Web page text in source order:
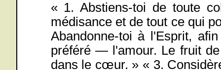
« 1. Abstiens-toi de toute
médisance et de tout ce qui
Abandonne-toi à l'Esprit,
préféré — l'amour. Le fruit
dans le cœur. » « 3.